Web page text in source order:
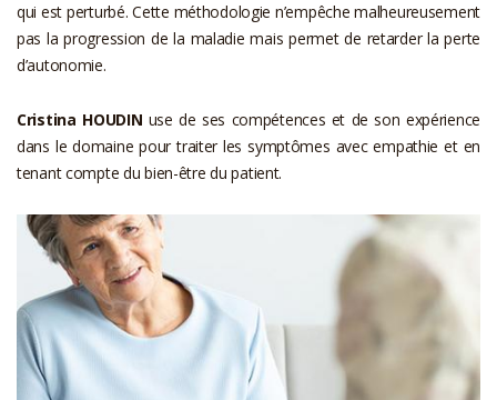
qui est perturbé. Cette méthodologie n’empêche malheureusement
pas la progression de la maladie mais permet de retarder la perte
d’autonomie.
Cristina HOUDIN use de ses compétences et de son expérience
dans le domaine pour traiter les symptômes avec empathie et en
tenant compte du bien-être du patient.